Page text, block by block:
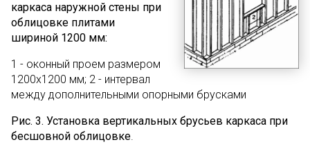
каркаса наружной стены при
облицовке плитами
шириной 1200 мм:
1 - оконный проем размером
1200х1200 мм; 2 - интервал
между дополнительными опорными брусками
Рис. 3. Установка вертикальных брусьев каркаса при
бесшовной облицовке.